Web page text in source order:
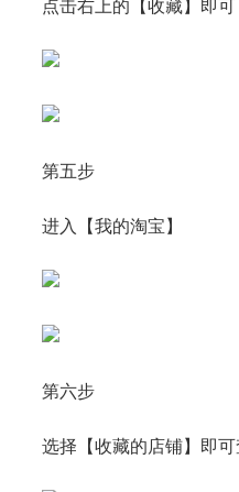
第五步
进入【我的淘宝】
第六步
选择【收藏的店铺】即